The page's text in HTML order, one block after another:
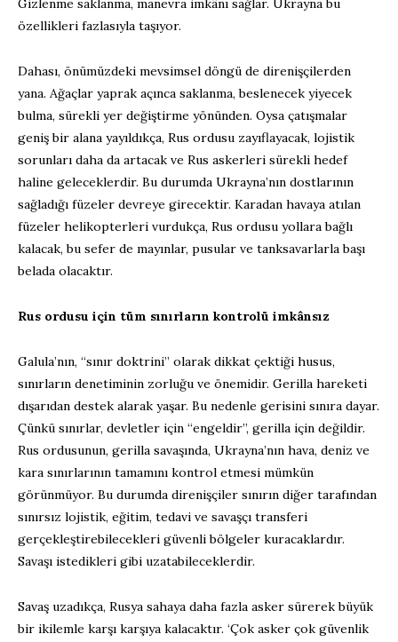
Gizlenme saklanma, manevra imkânı sağlar. Ukrayna bu
özellikleri fazlasıyla taşıyor.
Dahası, önümüzdeki mevsimsel döngü de direnişçilerden
yana. Ağaçlar yaprak açınca saklanma, beslenecek yiyecek
bulma, sürekli yer değiştirme yönünden. Oysa çatışmalar
geniş bir alana yayıldıkça, Rus ordusu zayıflayacak, lojistik
sorunları daha da artacak ve Rus askerleri sürekli hedef
haline geleceklerdir. Bu durumda Ukrayna’nın dostlarının
sağladığı füzeler devreye girecektir. Karadan havaya atılan
füzeler helikopterleri vurdukça, Rus ordusu yollara bağlı
kalacak, bu sefer de mayınlar, pusular ve tanksavarlarla başı
belada olacaktır.
Rus ordusu için tüm sınırların kontrolü imkânsız
Galula’nın, “sınır doktrini” olarak dikkat çektiği husus,
sınırların denetiminin zorluğu ve önemidir. Gerilla hareketi
dışarıdan destek alarak yaşar. Bu nedenle gerisini sınıra dayar.
Çünkü sınırlar, devletler için “engeldir”, gerilla için değildir.
Rus ordusunun, gerilla savaşında, Ukrayna’nın hava, deniz ve
kara sınırlarının tamamını kontrol etmesi mümkün
görünmüyor. Bu durumda direnişçiler sınırın diğer tarafından
sınırsız lojistik, eğitim, tedavi ve savaşçı transferi
gerçekleştirebilecekleri güvenli bölgeler kuracaklardır.
Savaşı istedikleri gibi uzatabileceklerdir.
Savaş uzadıkça, Rusya sahaya daha fazla asker sürerek büyük
bir ikilemle karşı karşıya kalacaktır. ‘Çok asker çok güvenlik